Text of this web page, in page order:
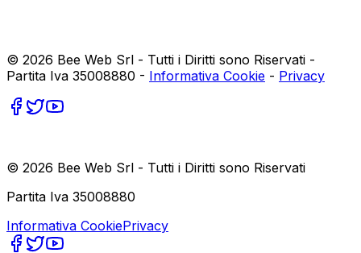
© 2026 Bee Web Srl - Tutti i Diritti sono Riservati -
Partita Iva 35008880 - Informativa Cookie - Privacy
© 2026 Bee Web Srl - Tutti i Diritti sono Riservati
Partita Iva 35008880
Informativa CookiePrivacy